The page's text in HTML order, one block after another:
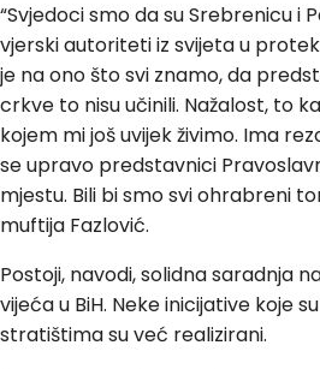
“Svjedoci smo da su Srebrenicu i
vjerski autoriteti iz svijeta u
je na ono što svi znamo, da
crkve to nisu učinili. Nažalost, to
kojem mi još uvijek živimo. Ima
se upravo predstavnici
mjestu. Bili bi smo svi ohrabreni
muftija Fazlović.
Postoji, navodi, solidna saradnja
vijeća u BiH. Neke inicijative koje
stratištima su već realizirani.